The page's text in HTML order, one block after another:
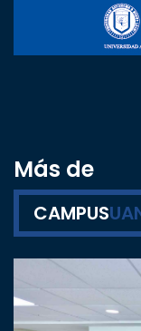
Más de
CAMPUS